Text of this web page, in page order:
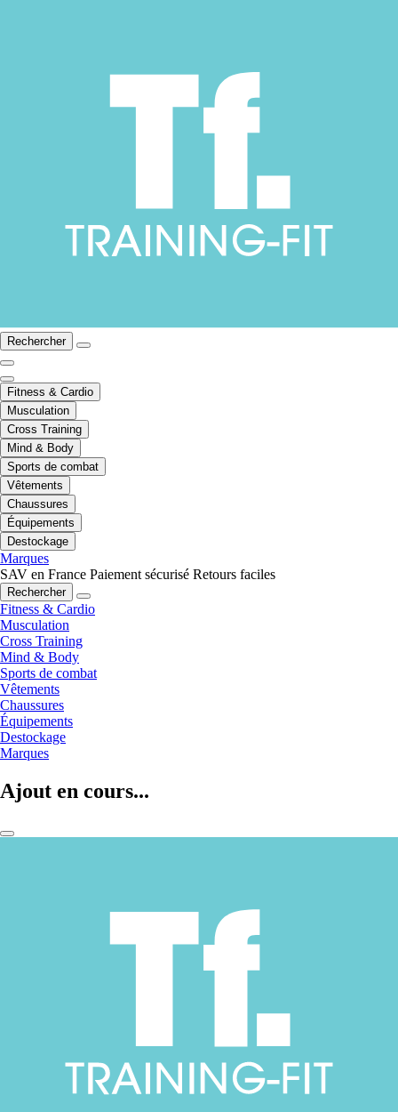
Rechercher
Fitness & Cardio
Musculation
Cross Training
Mind & Body
Sports de combat
Vêtements
Chaussures
Équipements
Destockage
Marques
SAV en France Paiement sécurisé Retours faciles
Rechercher
Fitness & Cardio
Musculation
Cross Training
Mind & Body
Sports de combat
Vêtements
Chaussures
Équipements
Destockage
Marques
Ajout en cours...